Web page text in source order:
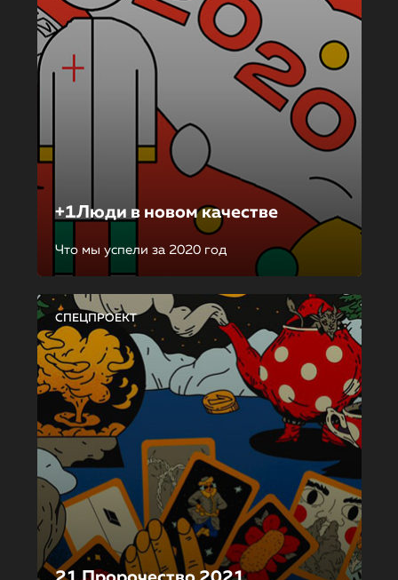
+1Люди в новом качестве
Что мы успели за 2020 год
СПЕЦПРОЕКТ